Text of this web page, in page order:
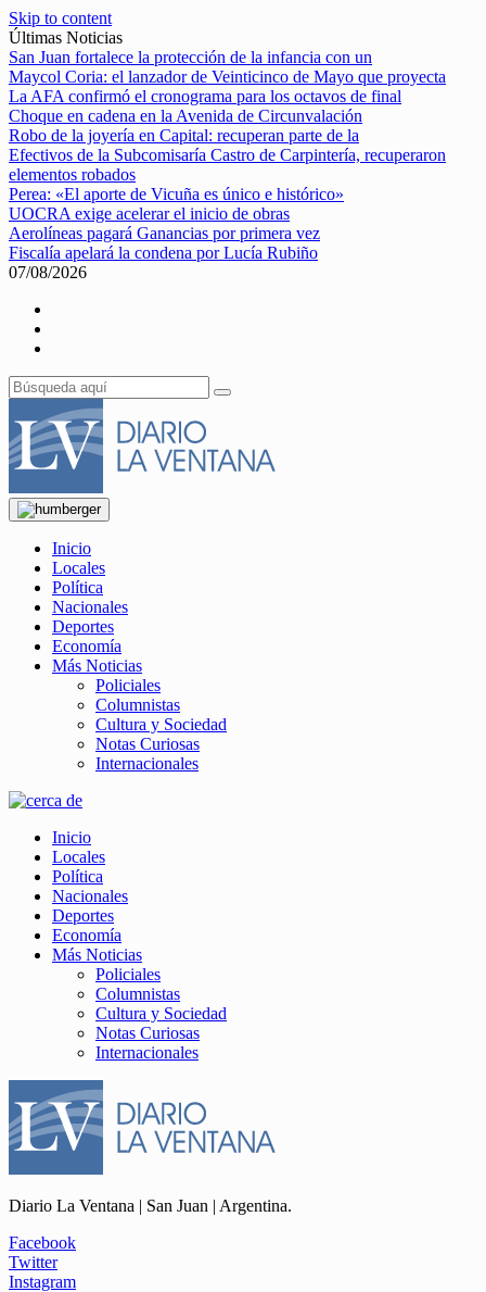
Skip to content
Últimas Noticias
San Juan fortalece la protección de la infancia con un
Maycol Coria: el lanzador de Veinticinco de Mayo que proyecta
La AFA confirmó el cronograma para los octavos de final
Choque en cadena en la Avenida de Circunvalación
Robo de la joyería en Capital: recuperan parte de la
Efectivos de la Subcomisaría Castro de Carpintería, recuperaron
elementos robados
Perea: «El aporte de Vicuña es único e histórico»
UOCRA exige acelerar el inicio de obras
Aerolíneas pagará Ganancias por primera vez
Fiscalía apelará la condena por Lucía Rubiño
07/08/2026
Inicio
Locales
Política
Nacionales
Deportes
Economía
Más Noticias
Policiales
Columnistas
Cultura y Sociedad
Notas Curiosas
Internacionales
Inicio
Locales
Política
Nacionales
Deportes
Economía
Más Noticias
Policiales
Columnistas
Cultura y Sociedad
Notas Curiosas
Internacionales
Diario La Ventana | San Juan | Argentina.
Facebook
Twitter
Instagram